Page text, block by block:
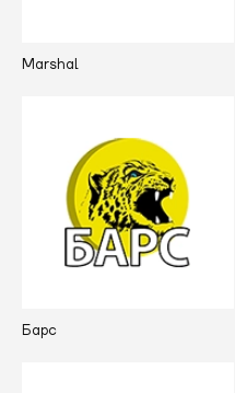
Marshal
Барс